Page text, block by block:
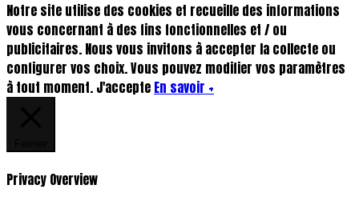
Notre site utilise des cookies et recueille des informations
vous concernant à des fins fonctionnelles et / ou
publicitaires. Nous vous invitons à accepter la collecte ou
configurer vos choix. Vous pouvez modifier vos paramètres
à tout moment. J'accepte En savoir +
Privacy Overview